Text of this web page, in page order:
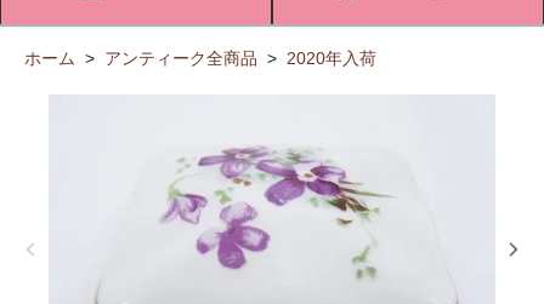
ホーム > アンティーク全商品 > 2020年入荷